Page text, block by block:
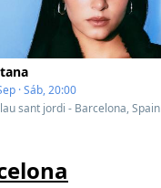
· Sáb, 20:00
sant jordi - Barcelona, Spain